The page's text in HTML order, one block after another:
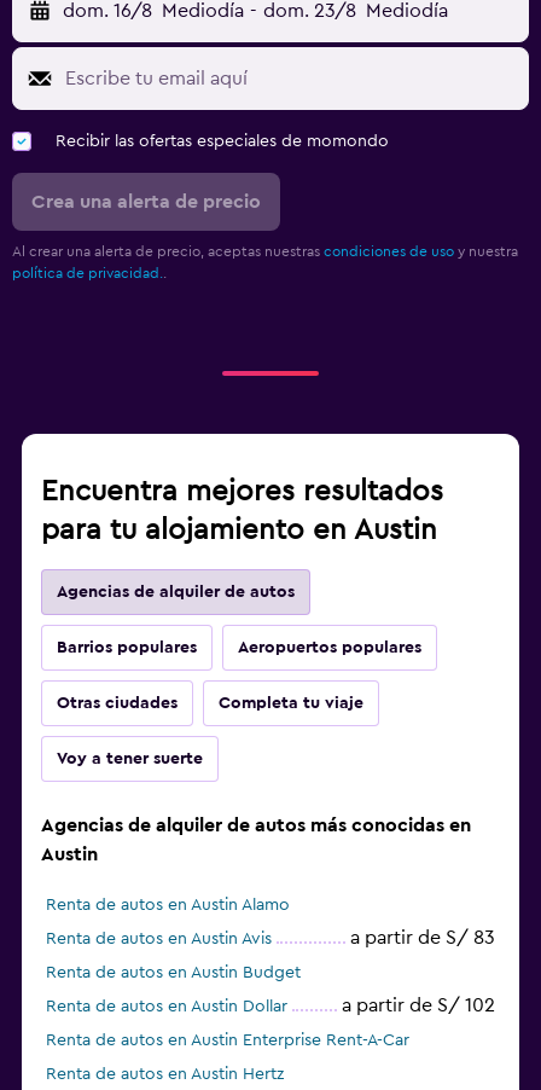
dom. 16/8 Mediodía - dom. 23/8 Mediodía
Recibir las ofertas especiales de momondo
Crea una alerta de precio
Al crear una alerta de precio, aceptas nuestras condiciones de uso y nuestra
política de privacidad.
Encuentra mejores resultados
para tu alojamiento en Austin
Agencias de alquiler de autos
Barrios populares Aeropuertos populares
Otras ciudades Completa tu viaje
Voy a tener suerte
Agencias de alquiler de autos más conocidas en
Austin
Renta de autos en Austin Alamo
Renta de autos en Austin Avis
a partir de S/ 83
Renta de autos en Austin Budget
Renta de autos en Austin Dollar
a partir de S/ 102
Renta de autos en Austin Enterprise Rent-A-Car
Renta de autos en Austin Hertz